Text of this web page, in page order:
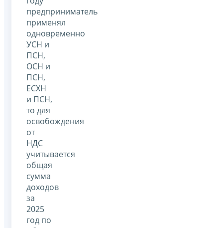
предприниматель
применял
одновременно
УСН и
ПСН,
ОСН и
ПСН,
ЕСХН
и ПСН,
то для
освобождения
от
НДС
учитывается
общая
сумма
доходов
за
2025
год по